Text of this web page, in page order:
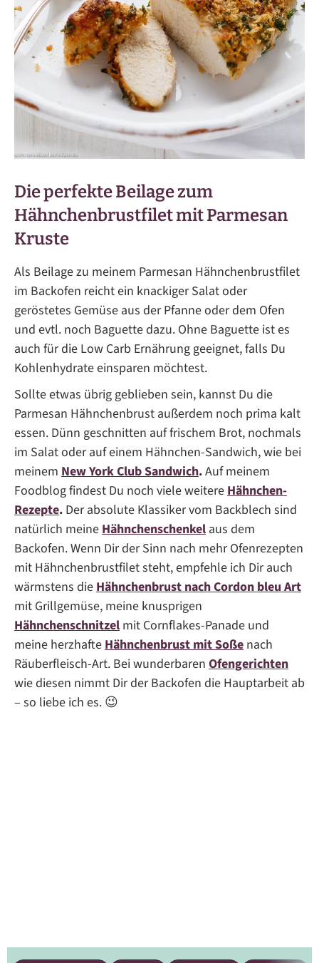
Die perfekte Beilage zum
Hähnchenbrustfilet mit Parmesan
Kruste
Als Beilage zu meinem Parmesan Hähnchenbrustfilet
im Backofen reicht ein knackiger Salat oder
geröstetes Gemüse aus der Pfanne oder dem Ofen
und evtl. noch Baguette dazu. Ohne Baguette ist es
auch für die Low Carb Ernährung geeignet, falls Du
Kohlenhydrate einsparen möchtest.
Sollte etwas übrig geblieben sein, kannst Du die
Parmesan Hähnchenbrust außerdem noch prima kalt
essen. Dünn geschnitten auf frischem Brot, nochmals
im Salat oder auf einem Hähnchen-Sandwich, wie bei
meinem New York Club Sandwich.Auf meinem
Foodblog findest Du noch viele weitereHähnchen-
Rezepte. Der absolute Klassiker vom Backblech sind
natürlich meineHähnchenschenkel aus dem
Backofen. Wenn Dir der Sinn nach mehr Ofenrezepten
mit Hähnchenbrustfilet steht, empfehle ich Dir auch
wärmstens dieHähnchenbrust nach Cordon bleu Art
mit Grillgemüse, meine knusprigen
Hähnchenschnitzel mit Cornflakes-Panade und
meine herzhafteHähnchenbrust mit Soße nach
Räuberfleisch-Art. Bei wunderbaren Ofengerichten
wie diesen nimmt Dir der Backofen die Hauptarbeit ab
– so liebe ich es. 😉